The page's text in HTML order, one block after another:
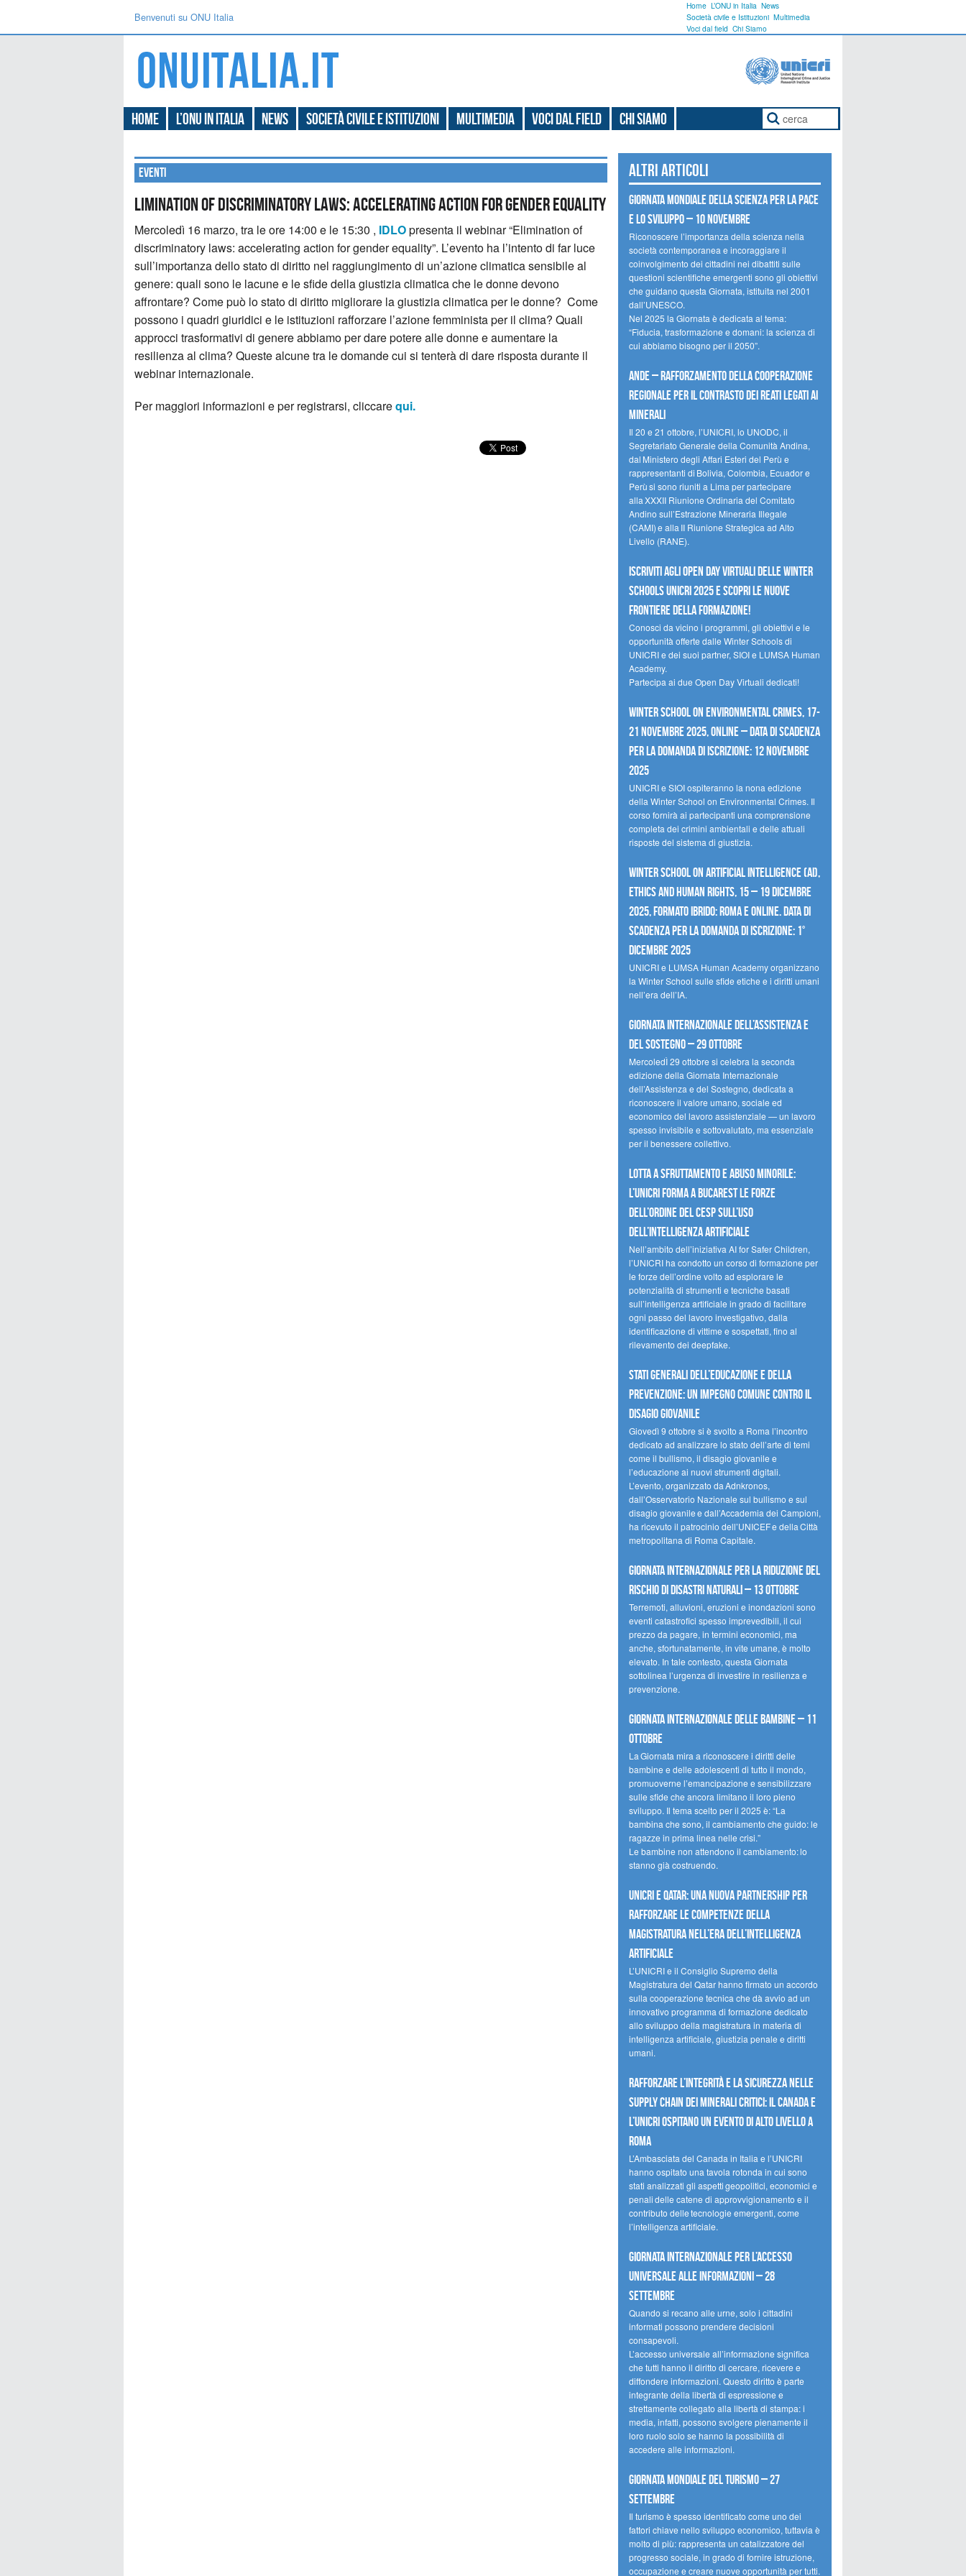
Benvenuti su ONU Italia
Home L’ONU in Italia News
Società civile e Istituzioni Multimedia
Voci dal field Chi Siamo
Home L’ONU in Italia News Società civile e Istituzioni Multimedia Voci dal field Chi Siamo
Eventi
limination of discriminatory laws: accelerating action for gender equality
Mercoledì 16 marzo, tra le ore 14:00 e le 15:30 , IDLOpresenta il webinar “Elimination of
discriminatory laws: accelerating action for gender equality”. L’evento ha l’intento di far luce
sull’importanza dello stato di diritto nel raggiungimento di un’azione climatica sensibile al
genere: quali sono le lacune e le sfide della giustizia climatica che le donne devono
affrontare? Come può lo stato di diritto migliorare la giustizia climatica per le donne? Come
possono i quadri giuridici e le istituzioni rafforzare l’azione femminista per il clima? Quali
approcci trasformativi di genere abbiamo per dare potere alle donne e aumentare la
resilienza al clima? Queste alcune tra le domande cui si tenterà di dare risposta durante il
webinar internazionale.
Per maggiori informazioni e per registrarsi, cliccarequi.
Altri articoli
Giornata mondiale della scienza per la pace
e lo sviluppo – 10 novembre
Riconoscere l’importanza della scienza nella
società contemporanea e incoraggiare il
coinvolgimento dei cittadini nei dibattiti sulle
questioni scientifiche emergenti sono gli obiettivi
che guidano questa Giornata, istituita nel 2001
dall’UNESCO.
Nel 2025 la Giornata è dedicata al tema:
“Fiducia, trasformazione e domani: la scienza di
cui abbiamo bisogno per il 2050”.
Ande – Rafforzamento della cooperazione
regionale per il contrasto dei reati legati ai
minerali
Il 20 e 21 ottobre, l’UNICRI, lo UNODC, il
Segretariato Generale della Comunità Andina,
dal Ministero degli Affari Esteri del Perù e
rappresentanti di Bolivia, Colombia, Ecuador e
Perù si sono riuniti a Lima per partecipare
alla XXXII Riunione Ordinaria del Comitato
Andino sull’Estrazione Mineraria Illegale
(CAMI) e alla II Riunione Strategica ad Alto
Livello (RANE).
Iscriviti agli Open Day Virtuali delle Winter
Schools UNICRI 2025 e scopri le nuove
frontiere della formazione!
Conosci da vicino i programmi, gli obiettivi e le
opportunità offerte dalle Winter Schools di
UNICRI e dei suoi partner, SIOI e LUMSA Human
Academy.
Partecipa ai due Open Day Virtuali dedicati!
Winter School on Environmental Crimes, 17-
21 novembre 2025, Online – Data di scadenza
per la domanda di iscrizione: 12 novembre
2025
UNICRI e SIOI ospiteranno la nona edizione
della Winter School on Environmental Crimes. Il
corso fornirà ai partecipanti una comprensione
completa dei crimini ambientali e delle attuali
risposte del sistema di giustizia.
Winter School on Artificial Intelligence (AI),
Ethics and Human Rights, 15 – 19 dicembre
2025, Formato Ibrido: Roma e online. Data di
scadenza per la domanda di iscrizione: 1°
dicembre 2025
UNICRI e LUMSA Human Academy organizzano
la Winter School sulle sfide etiche e i diritti umani
nell’era dell’IA.
Giornata internazionale dell’assistenza e
del sostegno – 29 ottobre
MercoledÌ 29 ottobre si celebra la seconda
edizione della Giornata Internazionale
dell’Assistenza e del Sostegno, dedicata a
riconoscere il valore umano, sociale ed
economico del lavoro assistenziale — un lavoro
spesso invisibile e sottovalutato, ma essenziale
per il benessere collettivo.
Lotta a sfruttamento e abuso minorile:
l’UNICRI forma a Bucarest le forze
dell’ordine del CESP sull’uso
dell’Intelligenza Artificiale
Nell’ambito dell’iniziativa AI for Safer Children,
l’UNICRI ha condotto un corso di formazione per
le forze dell’ordine volto ad esplorare le
potenzialità di strumenti e tecniche basati
sull’intelligenza artificiale in grado di facilitare
ogni passo del lavoro investigativo, dalla
identificazione di vittime e sospettati, fino al
rilevamento dei deepfake.
Stati Generali dell’Educazione e della
Prevenzione: un impegno comune contro il
disagio giovanile
Giovedì 9 ottobre si è svolto a Roma l’incontro
dedicato ad analizzare lo stato dell’arte di temi
come il bullismo, il disagio giovanile e
l’educazione ai nuovi strumenti digitali.
L’evento, organizzato da Adnkronos,
dall’Osservatorio Nazionale sul bullismo e sul
disagio giovanile e dall’Accademia dei Campioni,
ha ricevuto il patrocinio dell’UNICEF e della Città
metropolitana di Roma Capitale.
Giornata internazionale per la riduzione del
rischio di disastri naturali – 13 ottobre
Terremoti, alluvioni, eruzioni e inondazioni sono
eventi catastrofici spesso imprevedibili, il cui
prezzo da pagare, in termini economici, ma
anche, sfortunatamente, in vite umane, è molto
elevato. In tale contesto, questa Giornata
sottolinea l’urgenza di investire in resilienza e
prevenzione.
Giornata internazionale delle bambine – 11
ottobre
La Giornata mira a riconoscere i diritti delle
bambine e delle adolescenti di tutto il mondo,
promuoverne l’emancipazione e sensibilizzare
sulle sfide che ancora limitano il loro pieno
sviluppo. Il tema scelto per il 2025 è: “La
bambina che sono, il cambiamento che guido: le
ragazze in prima linea nelle crisi.”
Le bambine non attendono il cambiamento: lo
stanno già costruendo.
UNICRI e Qatar: una nuova partnership per
rafforzare le competenze della
magistratura nell’era dell’intelligenza
artificiale
L’UNICRI e il Consiglio Supremo della
Magistratura del Qatar hanno firmato un accordo
sulla cooperazione tecnica che dà avvio ad un
innovativo programma di formazione dedicato
allo sviluppo della magistratura in materia di
intelligenza artificiale, giustizia penale e diritti
umani.
Rafforzare l’integrità e la sicurezza nelle
supply chain dei minerali critici: il Canada e
l’UNICRI ospitano un evento di alto livello a
Roma
L’Ambasciata del Canada in Italia e l’UNICRI
hanno ospitato una tavola rotonda in cui sono
stati analizzati gli aspetti geopolitici, economici e
penali delle catene di approvvigionamento e il
contributo delle tecnologie emergenti, come
l’intelligenza artificiale.
Giornata internazionale per l’accesso
universale alle informazioni – 28
settembre
Quando si recano alle urne, solo i cittadini
informati possono prendere decisioni
consapevoli.
L’accesso universale all’informazione significa
che tutti hanno il diritto di cercare, ricevere e
diffondere informazioni. Questo diritto è parte
integrante della libertà di espressione e
strettamente collegato alla libertà di stampa: i
media, infatti, possono svolgere pienamente il
loro ruolo solo se hanno la possibilità di
accedere alle informazioni.
Giornata mondiale del turismo – 27
settembre
Il turismo è spesso identificato come uno dei
fattori chiave nello sviluppo economico, tuttavia è
molto di più: rappresenta un catalizzatore del
progresso sociale, in grado di fornire istruzione,
occupazione e creare nuove opportunità per tutti.